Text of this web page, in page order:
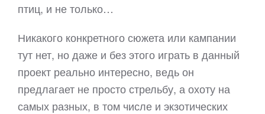
птиц, и не только…
Никакого конкретного сюжета или кампании
тут нет, но даже и без этого играть в данный
проект реально интересно, ведь он
предлагает не просто стрельбу, а охоту на
самых разных, в том числе и экзотических